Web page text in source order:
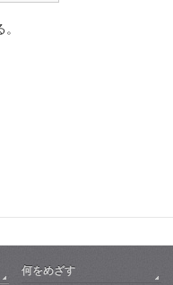
何をめざす